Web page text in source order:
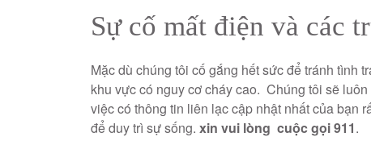
Sự cố mất điện và các
Mặc dù chúng tôi cố gắng hết sức để tránh tình
khu vực có nguy cơ cháy cao. Chúng tôi sẽ
việc có thông tin liên lạc cập nhật nhất của bạn
để duy trì sự sống. xin vui lòng cuộc gọi911.